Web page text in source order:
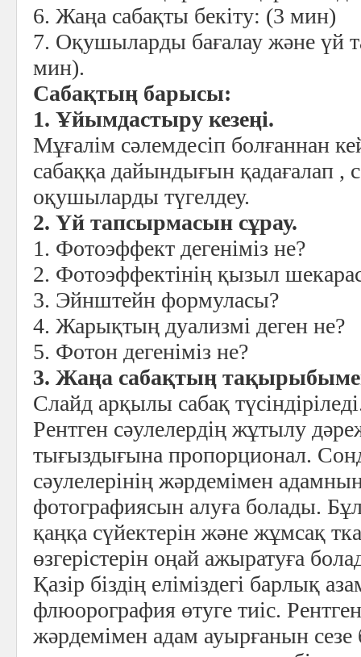
6. Жаңа сабақты бекіту: (3 мин)
7. Оқушыларды бағалау және үй
мин).
Сабақтың барысы:
1. Ұйымдастыру кезеңі.
Мұғалім сәлемдесіп болғаннан
сабаққа дайындығын қадағалап ,
оқушыларды түгелдеу.
2. Үй тапсырмасын сұрау.
1. Фотоэффект дегеніміз не?
2. Фотоэффектінің қызыл
3. Эйнштейн формуласы?
4. Жарықтың дуализмі деген не?
5. Фотон дегеніміз не?
3. Жаңа сабақтың
Слайд арқылы сабақ
Рентген сәулелердің жұтылу
тығыздығына пропорционал.
сәулелерінің жәрдемімен
фотографиясын алуға болады.
қаңқа сүйектерін және жұмсақ
өзгерістерін оңай ажыратуға
Қазір біздің еліміздегі барлық
флюорография өтуге тиіс.
жәрдемімен адам ауырғанын сезе